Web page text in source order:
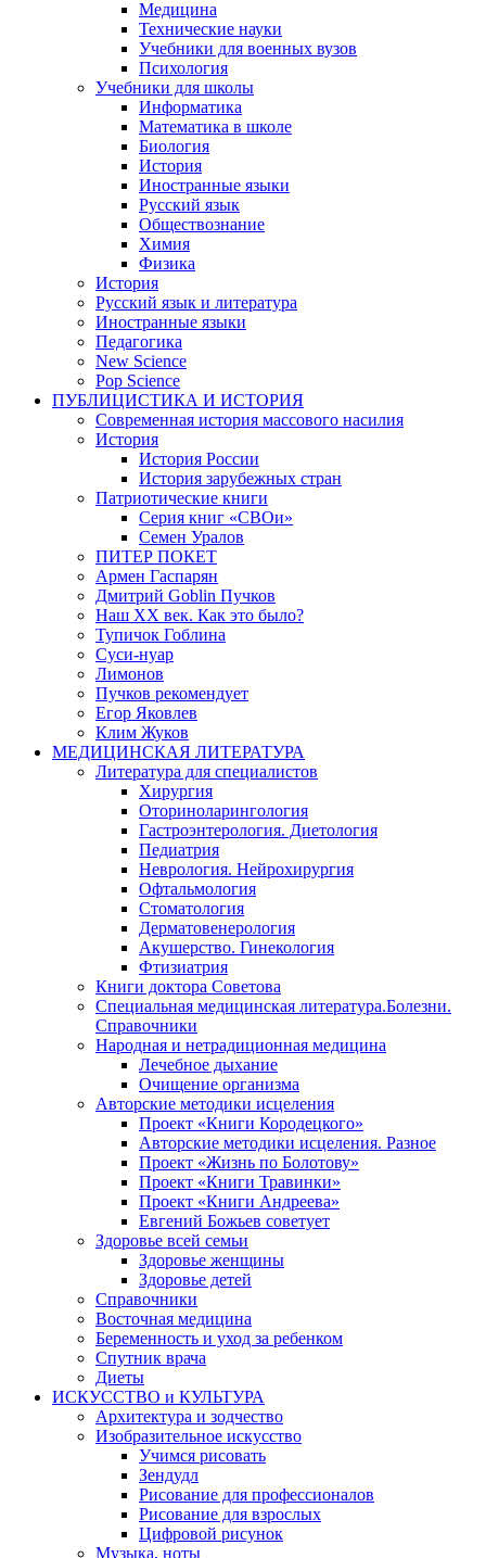
Медицина
Технические науки
Учебники для военных вузов
Психология
Учебники для школы
Информатика
Математика в школе
Биология
История
Иностранные языки
Русский язык
Обществознание
Химия
Физика
История
Русский язык и литература
Иностранные языки
Педагогика
New Science
Pop Science
ПУБЛИЦИСТИКА И ИСТОРИЯ
Современная история массового насилия
История
История России
История зарубежных стран
Патриотические книги
Серия книг «СВОи»
Семен Уралов
ПИТЕР ПОКЕТ
Армен Гаспарян
Дмитрий Goblin Пучков
Наш XX век. Как это было?
Тупичок Гоблина
Суси-нуар
Лимонов
Пучков рекомендует
Егор Яковлев
Клим Жуков
МЕДИЦИНСКАЯ ЛИТЕРАТУРА
Литература для специалистов
Хирургия
Оториноларингология
Гастроэнтерология. Диетология
Педиатрия
Неврология. Нейрохирургия
Офтальмология
Стоматология
Дерматовенерология
Акушерство. Гинекология
Фтизиатрия
Книги доктора Советова
Специальная медицинская литература.Болезни.
Справочники
Народная и нетрадиционная медицина
Лечебное дыхание
Очищение организма
Авторские методики исцеления
Проект «Книги Кородецкого»
Авторские методики исцеления. Разное
Проект «Жизнь по Болотову»
Проект «Книги Травинки»
Проект «Книги Андреева»
Евгений Божьев советует
Здоровье всей семьи
Здоровье женщины
Здоровье детей
Справочники
Восточная медицина
Беременность и уход за ребенком
Спутник врача
Диеты
ИСКУССТВО и КУЛЬТУРА
Архитектура и зодчество
Изобразительное искусство
Учимся рисовать
Зендудл
Рисование для профессионалов
Рисование для взрослых
Цифровой рисунок
Музыка, ноты